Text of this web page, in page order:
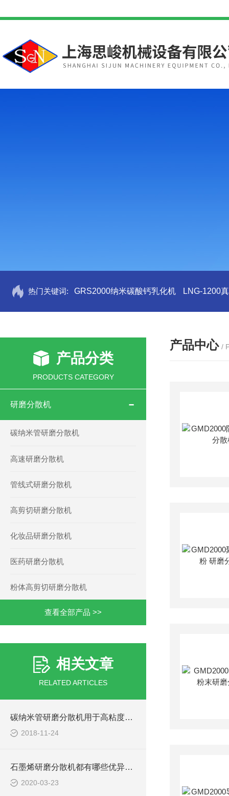
热门关键词: GRS2000纳米碳酸钙乳化机 LNG-1200
产品分类
PRODUCTS CATEGORY
研磨分散机
碳纳米管研磨分散机
高速研磨分散机
管线式研磨分散机
高剪切研磨分散机
化妆品研磨分散机
医药研磨分散机
粉体高剪切研磨分散机
查看全部产品 >>
相关文章
RELATED ARTICLES
碳纳米管研磨分散机用于高粘度的场合
2018-11-24
石墨烯研磨分散机都有哪些优异的性能呢？
2020-03-23
产品中心 /